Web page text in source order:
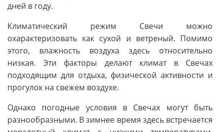
дней в году.
Климатический режим Свечи можно
охарактеризовать как сухой и ветреный. Помимо
этого, влажность воздуха здесь относительно
низкая. Эти факторы делают климат в Свечах
подходящим для отдыха, физической активности и
прогулок на свежем воздухе.
Однако погодные условия в Свечах могут быть
разнообразными. В зимнее время здесь встречается